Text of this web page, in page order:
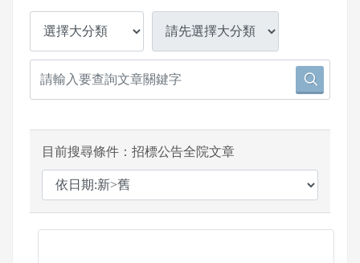
目前搜尋條件：招標公告全院文章